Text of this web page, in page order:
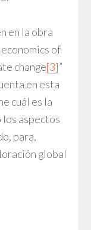
en la obra
of
change[3]”
en esta
cuál es la
los aspectos
para,
global